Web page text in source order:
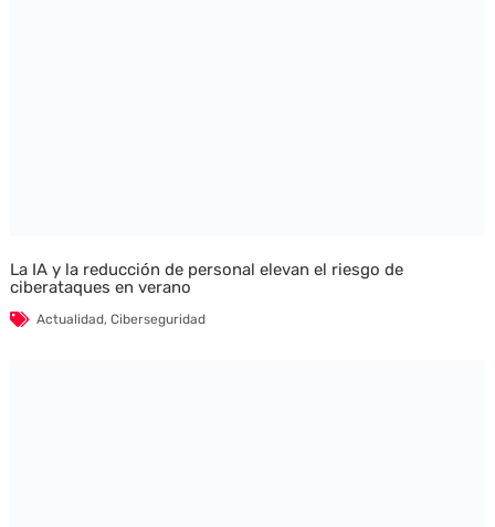
La IA y la reducción de personal elevan el riesgo de
ciberataques en verano
Actualidad, Ciberseguridad